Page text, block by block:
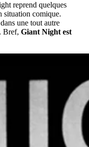
reprend quelques
situation comique.
une tout autre
Bref, Giant Night est